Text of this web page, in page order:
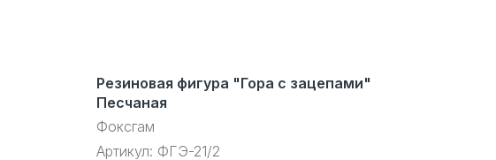
Резиновая фигура "Гора с зацепами"
Песчаная
Фоксгам
Артикул: ФГЭ-21/2